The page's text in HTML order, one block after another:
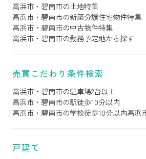
高浜市・碧南市の土地特集
高浜市・碧南市の新築分譲住宅物件特集
高浜市・碧南市の中古物件特集
高浜市・碧南市の勤務予定地から探す
売買こだわり条件検索
高浜市・碧南市の駐車場2台以上
高浜市・碧南市の駅徒歩10分以内
高浜市・碧南市の学校徒歩10分以内高浜
戸建て